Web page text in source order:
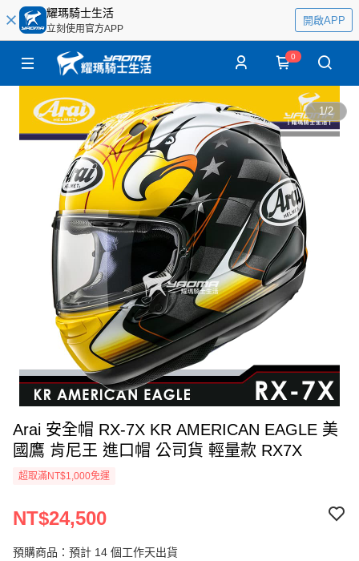
耀瑪騎士生活
立刻使用官方APP
開啟APP
0
1/2
Arai 安全帽 RX-7X KR AMERICAN EAGLE 美
國鷹 肯尼王 進口帽 公司貨 輕量款 RX7X
超取滿NT$1,000免運
NT$24,500
預購商品：預計 14 個工作天出貨